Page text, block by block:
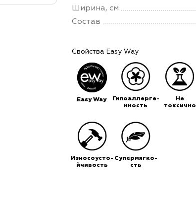
Ширина, см
Состав
Свойства Easy Way
Easy Way
Гипоаллерге-
нность
Не
токсично
Износоусто-
йчивость
Супермягко-
сть